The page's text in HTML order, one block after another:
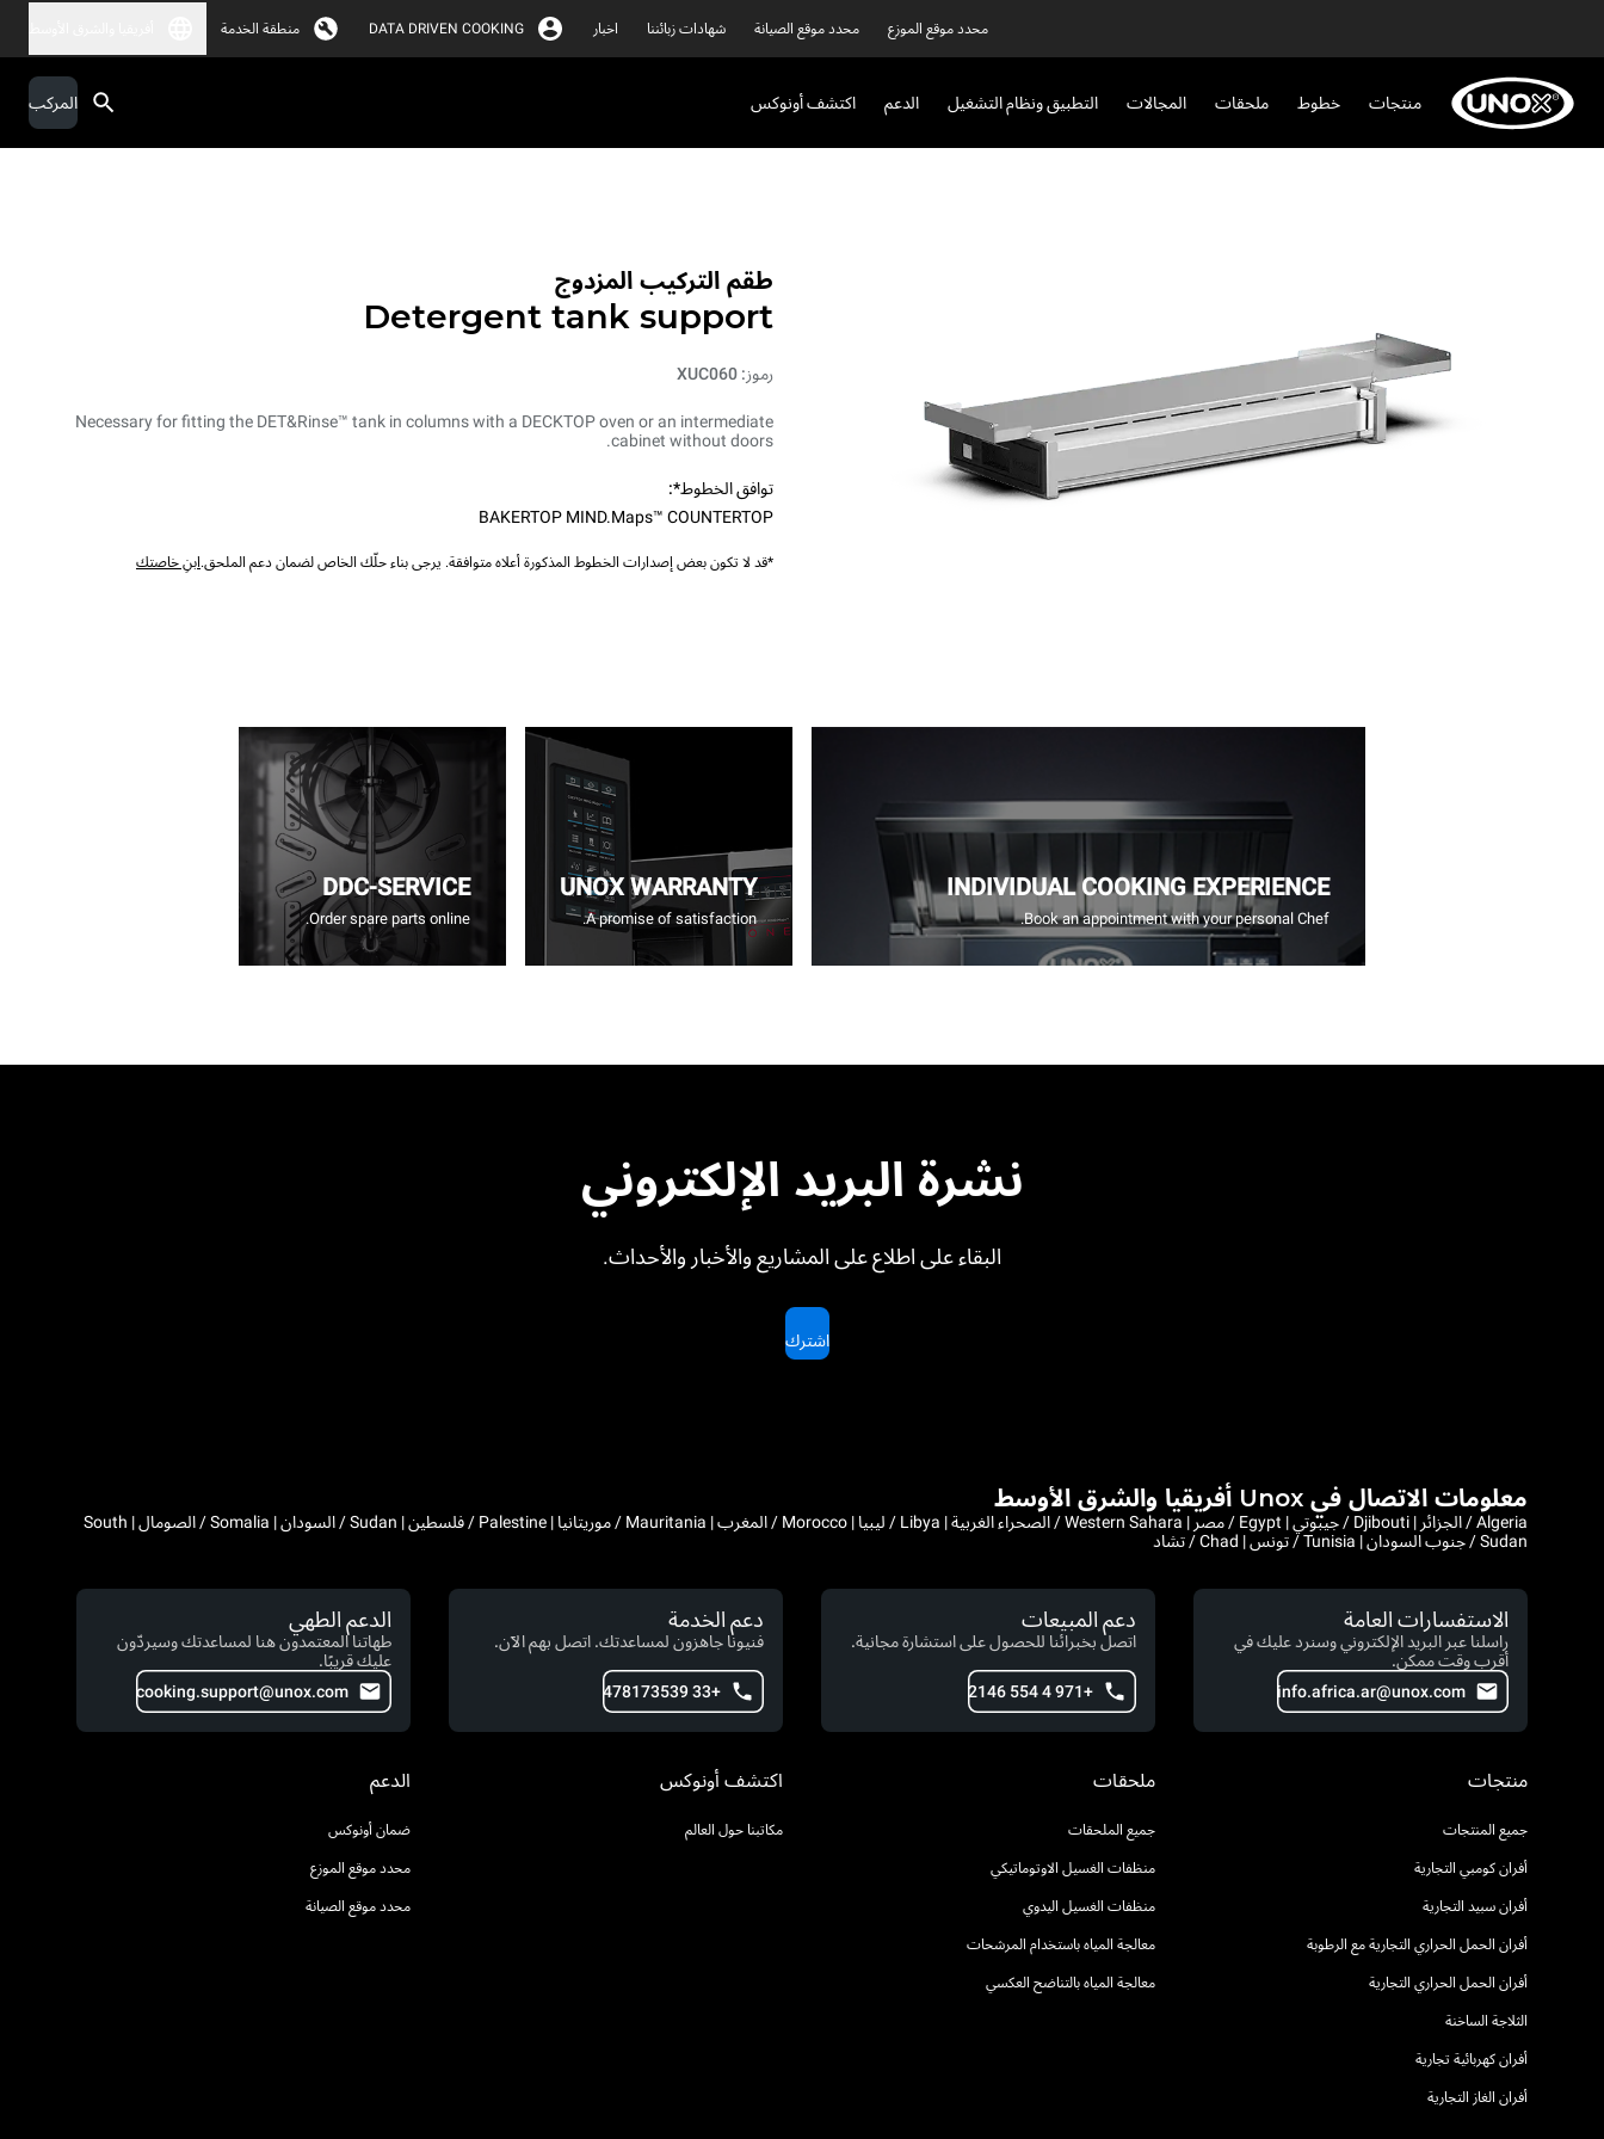
محدد موقع الموزع محدد موقع الصيانة شهادات زبائننا اخبار DATA DRIVEN COOKING منطقة الخدمة
منتجات خطوط ملحقات المجالات التطبيق ونظام التشغيل الدعم اكتشف أونوكس المركب
طقم التركيب المزدوج
Detergent tank support
رموز: XUC060
Necessary for fitting the DET&Rinse™ tank in columns with a DECKTOP oven or an intermediate
cabinet without doors.
توافق الخطوط*:
BAKERTOP MIND.Maps™ COUNTERTOP
*قد لا تكون بعض إصدارات الخطوط المذكورة أعلاه متوافقة. يرجى بناء حلّك الخاص لضمان دعم الملحق.ابنِ خاصتك
INDIVIDUAL COOKING EXPERIENCE
Book an appointment with your personal Chef.
UNOX WARRANTY
A promise of satisfaction.
DDC-SERVICE
Order spare parts online.
نشرة البريد الإلكتروني
البقاء على اطلاع على المشاريع والأخبار والأحداث.
اشترك
معلومات الاتصال في Unox أفريقيا والشرق الأوسط
Algeria / الجزائر | Djibouti / جيبوتي | Egypt / مصر | Western Sahara / الصحراء الغربية | Libya / ليبيا | Morocco / المغرب | Mauritania / موريتانيا | Palestine / فلسطين | Sudan / السودان | Somalia / الصومال | South
Sudan / جنوب السودان | Tunisia / تونس | Chad / تشاد
الاستفسارات العامة
راسلنا عبر البريد الإلكتروني وسنرد عليك في
أقرب وقت ممكن.
info.africa.ar@unox.com
دعم المبيعات
اتصل بخبرائنا للحصول على استشارة مجانية.
+971 4 554 2146
دعم الخدمة
فنيونا جاهزون لمساعدتك. اتصل بهم الآن.
+33 478173539
الدعم الطهي
طهاتنا المعتمدون هنا لمساعدتك وسيردّون
عليك قريبًا.
cooking.support@unox.com
منتجات
جميع المنتجات
أفران كومبي التجارية
أفران سبيد التجارية
أفران الحمل الحراري التجارية مع الرطوبة
أفران الحمل الحراري التجارية
الثلاجة الساخنة
أفران كهربائية تجارية
أفران الغاز التجارية
ملحقات
جميع الملحقات
منظفات الغسيل الاوتوماتيكي
منظفات الغسيل اليدوي
معالجة المياه باستخدام المرشحات
معالجة المياه بالتناضح العكسي
اكتشف أونوكس
مكاتبنا حول العالم
الدعم
ضمان أونوكس
محدد موقع الموزع
محدد موقع الصيانة